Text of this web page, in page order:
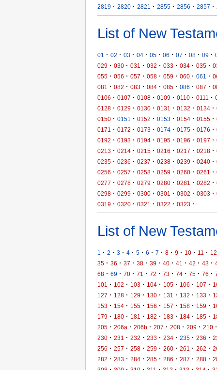
2819 · 2820 · 2821 · 2855 · 2856 · 2857 ·
List of New
01 · 02 · 03 · 04 · 05 · 06 · 07 · 08 · 09 ·
029 · 030 · 031 · 032 · 033 · 034 · 035 ·
055 · 056 · 057 · 058 · 059 · 060 · 061 ·
081
· 082 · 083 · 084 · 085 · 086 · 087 ·
0106 · 0107 · 0108 · 0109 · 0110 · 0111 ·
0128 · 0129 · 0130 · 0131 · 0132 · 0134 ·
0150 · 0151 · 0152 · 0153 · 0154 · 0155 ·
0171
· 0172 · 0173 · 0174 · 0175 · 0176 ·
0192 · 0193 · 0194 · 0195 · 0196 · 0197 ·
0213 · 0214 · 0215 · 0216 · 0217 · 0218 ·
0235 · 0236 · 0237 · 0238 · 0239 · 0240 ·
0256 · 0257 · 0258 · 0259 · 0260 · 0261 ·
0277 · 0278 · 0279 · 0280 · 0281 · 0282 ·
0298 · 0299 · 0300 · 0301 · 0302 · 0303 ·
0319 · 0320 · 0321 · 0322 · 0323 ·
List of New
1 · 2 · 3 · 4 · 5 · 6 · 7 · 8 · 9 · 10 · 11 · 12
35 · 36 · 37 · 38 · 39 · 40 · 41 · 42 · 43 ·
68 · 69 · 70 · 71 · 72 · 73 · 74 · 75 · 76 ·
101
· 102 · 103 · 104 · 105 · 106 · 107 ·
127 · 128 · 129 · 130 · 131 · 132 · 133 ·
153 · 154 · 155 · 156 · 157 · 158 · 159 ·
179 · 180 · 181 · 182 · 183 · 184 · 185 ·
205 · 206a · 206b · 207 · 208 · 209 · 210 ·
230 · 231 · 232 · 233 · 234 · 235 · 236 ·
256 · 257 · 258 · 259 · 260 · 261 · 262 ·
282 · 283 · 284 · 285 · 286 · 287 · 288 ·